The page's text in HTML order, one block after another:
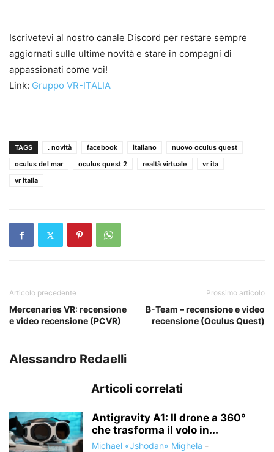
Iscrivetevi al nostro canale Discord per restare sempre
aggiornati sulle ultime novità e stare in compagni di
appassionati come voi!
Link: Gruppo VR-ITALIA
TAGS . novità facebook italiano
nuovo oculus quest
oculus del mar
oculus quest 2 realtà virtuale
vr ita
vr italia
Articolo precedente
Mercenaries VR: recensione
e video recensione (PCVR)
Prossimo articolo
B-Team – recensione e video
recensione (Oculus Quest)
Alessandro Redaelli
Articoli correlati
Antigravity A1: Il drone a 360°
che trasforma il volo in...
Michael «Jshodan» Mighela -